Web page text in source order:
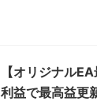
【オリジナル
利益で最高益更